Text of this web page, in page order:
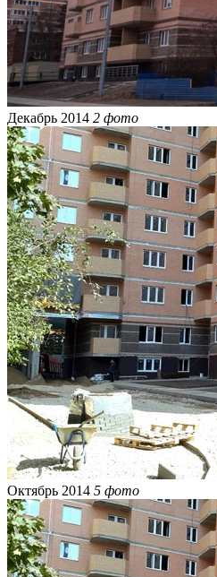
Декабрь 2014 2 фото
Октябрь 2014 5 фото